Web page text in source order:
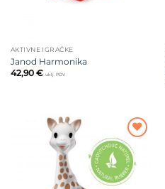
AKTIVNE IGRAČKE
Janod Harmonika
42,90 € uklj. PDV
Dodajte
na listu
želja